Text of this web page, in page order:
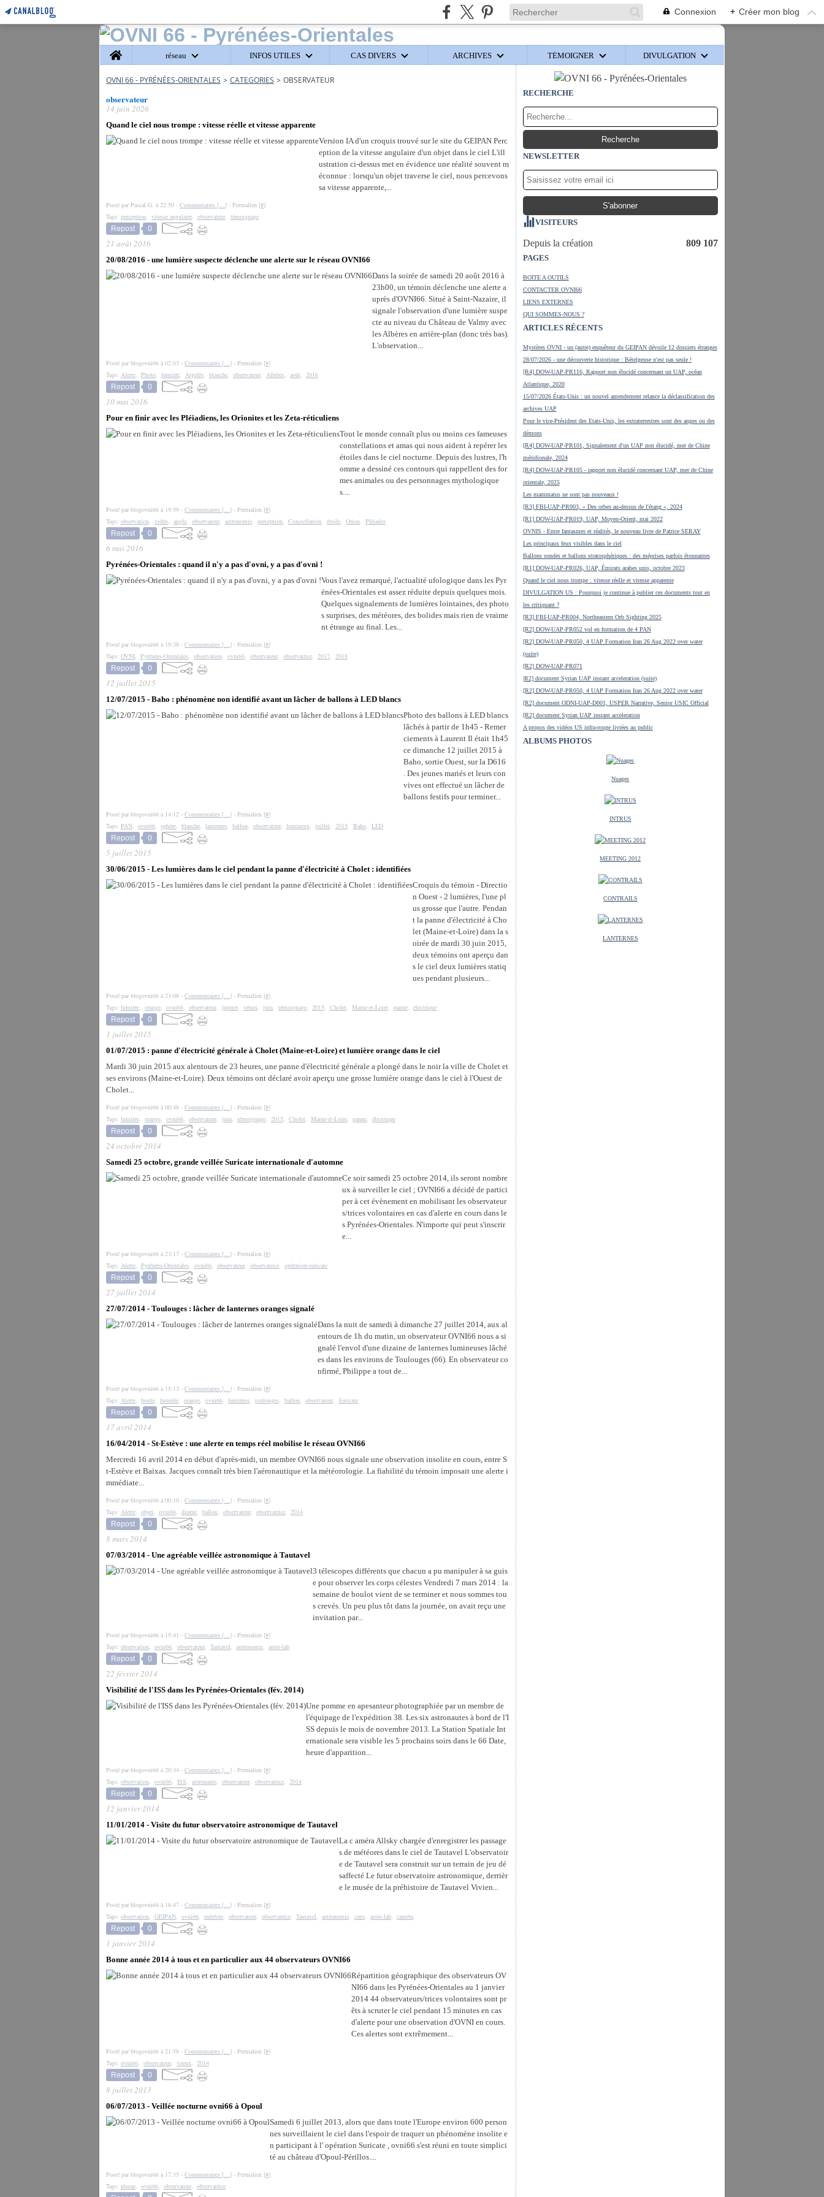
Connexion + Créer mon blog
Home
réseau INFOS UTILES CAS DIVERS ARCHIVES TÉMOIGNER DIVULGATION
OVNI 66 - PYRÉNÉES-ORIENTALES > CATEGORIES > OBSERVATEUR
observateur
14 juin 2026
Quand le ciel nous trompe : vitesse réelle et vitesse apparente
Version IA d'un croquis trouvé sur le site du GEIPAN Perc
eption de la vitesse angulaire d'un objet dans le ciel L'ill
ustration ci-dessus met en évidence une réalité souvent m
éconnue : lorsqu'un objet traverse le ciel, nous percevons
sa vitesse apparente,...
Posté par Pascal G. à 22:50 - Commentaires […] - Permalien [#]
Tags: perception, vitesse angulaire, observateur, témoignage
Repost
0
21 août 2016
20/08/2016 - une lumière suspecte déclenche une alerte sur le réseau OVNI66
Dans la soirée de samedi 20 août 2016 à
23h00, un témoin déclenche une alerte a
uprès d'OVNI66. Situé à Saint-Nazaire, il
signale l'observation d'une lumière suspe
cte au niveau du Château de Valmy avec
les Albères en arrière-plan (donc très bas).
L'observation...
Posté par blogovni66 à 02:03 - Commentaires […] - Permalien [#]
Tags: Alerte, Photo, lumière, Argelès, blanche, observateur, Albères, août, 2016
Repost
0
10 mai 2016
Pour en finir avec les Pléiadiens, les Orionites et les Zeta-réticuliens
Tout le monde connaît plus ou moins ces fameuses
constellations et amas qui nous aident à repérer les
étoiles dans le ciel nocturne. Depuis des lustres, l'h
omme a dessiné ces contours qui rappellent des for
mes animales ou des personnages mythologique
s....
Posté par blogovni66 à 19:59 - Commentaires […] - Permalien [#]
Tags: observation, vidéo, angle, observateur, astronomie, perception, Constellation, étoile, Orion, Pléiades
Repost
0
6 mai 2016
Pyrénées-Orientales : quand il n'y a pas d'ovni, y a pas d'ovni !
Vous l'avez remarqué, l'actualité ufologique dans les Pyr
énées-Orientales est assez réduite depuis quelques mois.
Quelques signalements de lumières lointaines, des photo
s surprises, des météores, des bolides mais rien de vraime
nt étrange au final. Les...
Posté par blogovni66 à 19:38 - Commentaires […] - Permalien [#]
Tags: OVNI, Pyrénées-Orientales, observation, ovni66, observateur, observatrice, 2017, 2018
Repost
0
12 juillet 2015
12/07/2015 - Baho : phénomène non identifié avant un lâcher de ballons à LED blancs
Photo des ballons à LED blancs
lâchés à partir de 1h45 - Remer
ciements à Laurent Il était 1h45
ce dimanche 12 juillet 2015 à
Baho, sortie Ouest, sur la D616
. Des jeunes mariés et leurs con
vives ont effectué un lâcher de
ballons festifs pour terminer...
Posté par blogovni66 à 14:12 - Commentaires […] - Permalien [#]
Tags: PAN, ovni66, sphère, blanche, lanternes, ballon, observateur, lumineux, juillet, 2015, Baho, LED
Repost
0
5 juillet 2015
30/06/2015 - Les lumières dans le ciel pendant la panne d'électricité à Cholet : identifiées
Croquis du témoin - Directio
n Ouest - 2 lumières, l'une pl
us grosse que l'autre. Pendan
t la panne d'électricité à Cho
let (Maine-et-Loire) dans la s
oirée de mardi 30 juin 2015,
deux témoins ont aperçu dan
s le ciel deux lumières statiq
ues pendant plusieurs...
Posté par blogovni66 à 23:08 - Commentaires […] - Permalien [#]
Tags: lumière, orange, ovni66, observateur, jupiter, vénus, juin, témoignage, 2015, Cholet, Maine-et-Loire, panne, électrique
Repost
0
1 juillet 2015
01/07/2015 : panne d'électricité générale à Cholet (Maine-et-Loire) et lumière orange dans le ciel
Mardi 30 juin 2015 aux alentours de 23 heures, une panne d'électricité générale a plongé dans le noir la ville de Cholet et
ses environs (Maine-et-Loire). Deux témoins ont déclaré avoir aperçu une grosse lumière orange dans le ciel à l'Ouest de
Cholet...
Posté par blogovni66 à 00:48 - Commentaires […] - Permalien [#]
Tags: lumière, orange, ovni66, observateur, juin, témoignage, 2015, Cholet, Maine-et-Loire, panne, électrique
Repost
0
24 octobre 2014
Samedi 25 octobre, grande veillée Suricate internationale d'automne
Ce soir samedi 25 octobre 2014, ils seront nombre
ux à surveiller le ciel ; OVNI66 a décidé de partici
per à cet évènement en mobilisant les observateur
s/trices volontaires en cas d'alerte en cours dans le
s Pyrénées-Orientales. N'importe qui peut s'inscrir
e...
Posté par blogovni66 à 23:17 - Commentaires […] - Permalien [#]
Tags: Alerte, Pyrénées-Orientales, ovni66, observateur, observatrice, opération-suricate
Repost
0
27 juillet 2014
27/07/2014 - Toulouges : lâcher de lanternes oranges signalé
Dans la nuit de samedi à dimanche 27 juillet 2014, aux al
entours de 1h du matin, un observateur OVNI66 nous a si
gnalé l'envol d'une dizaine de lanternes lumineuses lâché
es dans les environs de Toulouges (66). En observateur co
nfirmé, Philippe a tout de...
Posté par blogovni66 à 15:13 - Commentaires […] - Permalien [#]
Tags: Alerte, boule, lumière, orange, ovni66, lanternes, toulouges, ballon, observateur, Suricate
Repost
0
17 avril 2014
16/04/2014 - St-Estève : une alerte en temps réel mobilise le réseau OVNI66
Mercredi 16 avril 2014 en début d'après-midi, un membre OVNI66 nous signale une observation insolite en cours, entre S
t-Estève et Baixas. Jacques connaît très bien l'aéronautique et la météorologie. La fiabilité du témoin imposait une alerte i
mmédiate...
Posté par blogovni66 à 00:10 - Commentaires […] - Permalien [#]
Tags: Alerte, objet, ovni66, diurne, ballon, observateur, observatrice, 2014
Repost
0
8 mars 2014
07/03/2014 - Une agréable veillée astronomique à Tautavel
3 télescopes différents que chacun a pu manipuler à sa guis
e pour observer les corps célestes Vendredi 7 mars 2014 : la
semaine de boulot vient de se terminer et nous sommes tou
s crevés. Un peu plus tôt dans la journée, on avait reçu une
invitation par...
Posté par blogovni66 à 15:41 - Commentaires […] - Permalien [#]
Tags: observation, ovni66, observateur, Tautavel, astronomie, astro-lab
Repost
0
22 février 2014
Visibilité de l'ISS dans les Pyrénées-Orientales (fév. 2014)
Une pomme en apesanteur photographiée par un membre de
l'équipage de l'expédition 38. Les six astronautes à bord de l'I
SS depuis le mois de novembre 2013. La Station Spatiale Int
ernationale sera visible les 5 prochains soirs dans le 66 Date,
heure d'apparition...
Posté par blogovni66 à 20:34 - Commentaires […] - Permalien [#]
Tags: observation, ovni66, ISS, astronaute, observateur, observatrice, 2014
Repost
0
12 janvier 2014
11/01/2014 - Visite du futur observatoire astronomique de Tautavel
La c améra Allsky chargée d'enregistrer les passage
s de météores dans le ciel de Tautavel L'observatoir
e de Tautavel sera construit sur un terrain de jeu dé
saffecté Le futur observatoire astronomique, derrièr
e le musée de la préhistoire de Tautavel Vivien...
Posté par blogovni66 à 18:47 - Commentaires […] - Permalien [#]
Tags: observation, GEIPAN, ovni66, météore, observateur, observatrice, Tautavel, astronomie, cnes, astro-lab, caméra
Repost
0
1 janvier 2014
Bonne année 2014 à tous et en particulier aux 44 observateurs OVNI66
Répartition géographique des observateurs OV
NI66 dans les Pyrénées-Orientales au 1 janvier
2014 44 observateurs/trices volontaires sont pr
êts à scruter le ciel pendant 15 minutes en cas
d'alerte pour une observation d'OVNI en cours.
Ces alertes sont extrêmement...
Posté par blogovni66 à 21:58 - Commentaires […] - Permalien [#]
Tags: ovni66, observateur, voeux, 2014
Repost
0
8 juillet 2013
06/07/2013 - Veillée nocturne ovni66 à Opoul
Samedi 6 juillet 2013, alors que dans toute l'Europe environ 600 person
nes surveillaient le ciel dans l'espoir de traquer un phénomène insolite e
n participant à l' opération Suricate , ovni66 s'est réuni en toute simplici
té au château d'Opoul-Périllos....
Posté par blogovni66 à 17:35 - Commentaires […] - Permalien [#]
Tags: réseau, ovni66, observateur, observatrice
RECHERCHE
NEWSLETTER
VISITEURS
Depuis la création 809 107
PAGES
BOITE A OUTILS
CONTACTER OVNI66
LIENS EXTERNES
QUI SOMMES-NOUS ?
ARTICLES RÉCENTS
Mystères OVNI - un (autre) enquêteur du GEIPAN dévoile 12 dossiers étranges
28/07/2026 - une découverte historique : Bételgeuse n'est pas seule !
[R4] DOW-UAP-PR116, Rapport non élucidé concernant un UAP, océan
Atlantique, 2020
15/07/2026 États-Unis : un nouvel amendement relance la déclassification des
archives UAP
Pour le vice-Président des Etats-Unis, les extraterrestres sont des anges ou des
démons
[R4] DOW-UAP-PR101, Signalement d'un UAP non élucidé, mer de Chine
méridionale, 2024
[R4] DOW-UAP-PR105 - rapport non élucidé concernant UAP, mer de Chine
orientale, 2025
Les mammatus ne sont pas nouveaux !
[R3] FBI-UAP-PR003, « Des orbes au-dessus de l'étang », 2024
[R1] DOW-UAP-PR019, UAP, Moyen-Orient, mai 2022
OVNIS - Entre fantasmes et réalités, le nouveau livre de Patrice SERAY
Les principaux feux visibles dans le ciel
Ballons sondes et ballons stratosphériques : des méprises parfois étonnantes
[R1] DOW-UAP-PR026, UAP, Émirats arabes unis, octobre 2023
Quand le ciel nous trompe : vitesse réelle et vitesse apparente
DIVULGATION US : Pourquoi je continue à publier ces documents tout en
les critiquant ?
[R3] FBI-UAP-PR004, Northeastern Orb Sighting 2025
[R2] DOW-UAP-PR052 vol en formation de 4 PAN
[R2] DOW-UAP-PR050, 4 UAP Formation Iran 26 Aug 2022 over water
(suite)
[R2] DOW-UAP-PR071
|R2] document Syrian UAP instant acceleration (suite)
[R2] DOW-UAP-PR050, 4 UAP Formation Iran 26 Aug 2022 over water
[R2] document ODNI-UAP-D001, USPER Narrative, Senior USIC Official
[R2] document Syrian UAP instant acceleration
A propos des vidéos US infra-rouge livrées au public
ALBUMS PHOTOS
Nuages
INTRUS
MEETING 2012
CONTRAILS
LANTERNES